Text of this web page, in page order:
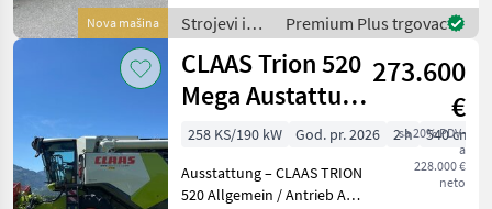
Nova mašina
(PFS), Aufnahmebreite 2.35
m Tasträder für Pickup,
pendelnd und hydr
Strojevi i
oprema za
travu i
baliranje /
Claas
Premium Plus trgovac
CLAAS Trion 520
Mega Austattung
*New*
Opt
273.600
€
sa 20% PDV-
a
228.000 €
neto
258 KS/190 kW God. pr. 2026 2 h
540 cm
Ausstattung – CLAAS TRION
520 Allgemein / Antrieb APS